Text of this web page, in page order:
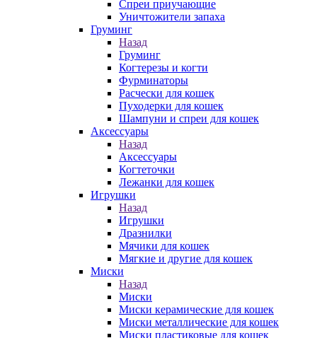
Спреи приучающие
Уничтожители запаха
Груминг
Назад
Груминг
Когтерезы и когти
Фурминаторы
Расчески для кошек
Пуходерки для кошек
Шампуни и спреи для кошек
Аксессуары
Назад
Аксессуары
Когтеточки
Лежанки для кошек
Игрушки
Назад
Игрушки
Дразнилки
Мячики для кошек
Мягкие и другие для кошек
Миски
Назад
Миски
Миски керамические для кошек
Миски металлические для кошек
Миски пластиковые для кошек